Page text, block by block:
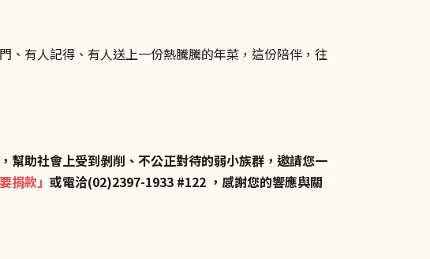
、有人記得、有人送上一份熱騰騰的年菜，這份陪伴，往
幫助社會上受到剝削、不公正對待的弱小族群，邀請您一
捐款」 或電洽(02)2397-1933 #122 ，感謝您的響應與關